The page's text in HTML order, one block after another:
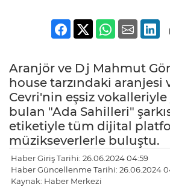
Aranjör ve Dj Mahmut
house tarzındaki aranjesi
Cevri'nin eşsiz
bulan "Ada Sahilleri"
etiketiyle tüm dijital
müzikseverlerle buluştu.
Haber Giriş Tarihi: 26.06.2024 04:59
Haber Güncellenme Tarihi: 26.06.2024
Kaynak: Haber Merkezi